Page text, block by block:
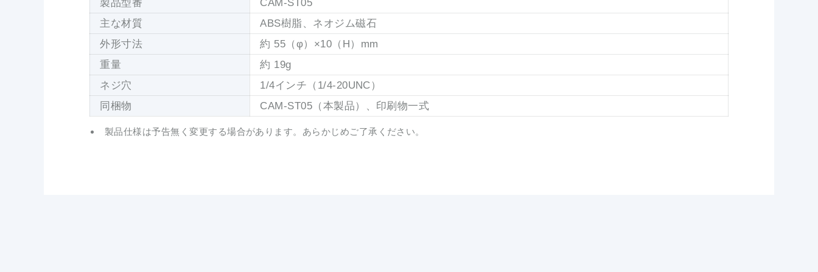
製品型番
CAM-ST05
主な材質
ABS樹脂、ネオジム磁石
外形寸法
約 55（φ）×10（H）mm
重量
約 19g
ネジ穴
1/4インチ（1/4-20UNC）
同梱物
CAM-ST05（本製品）、印刷物一式
製品仕様は予告無く変更する場合があります。あらかじめご了承ください。